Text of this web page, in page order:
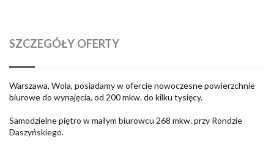
SZCZEGÓŁY OFERTY
Warszawa, Wola, posiadamy w ofercie nowoczesne powierzchnie
biurowe do wynajęcia, od 200 mkw. do kilku tysięcy.
Samodzielne piętro w małym biurowcu 268 mkw. przy Rondzie
Daszyńskiego.